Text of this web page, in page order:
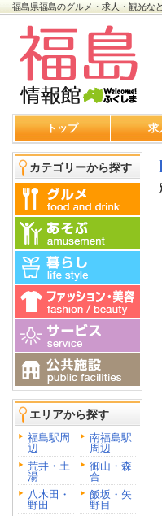
福島県福島のグルメ・求人・観光な
トップ 求
カテゴリーから探す
エリアから探す
福島駅周
辺
南福島駅
周辺
荒井・土
湯
御山・森
合
八木田・
野田
飯坂・矢
野目